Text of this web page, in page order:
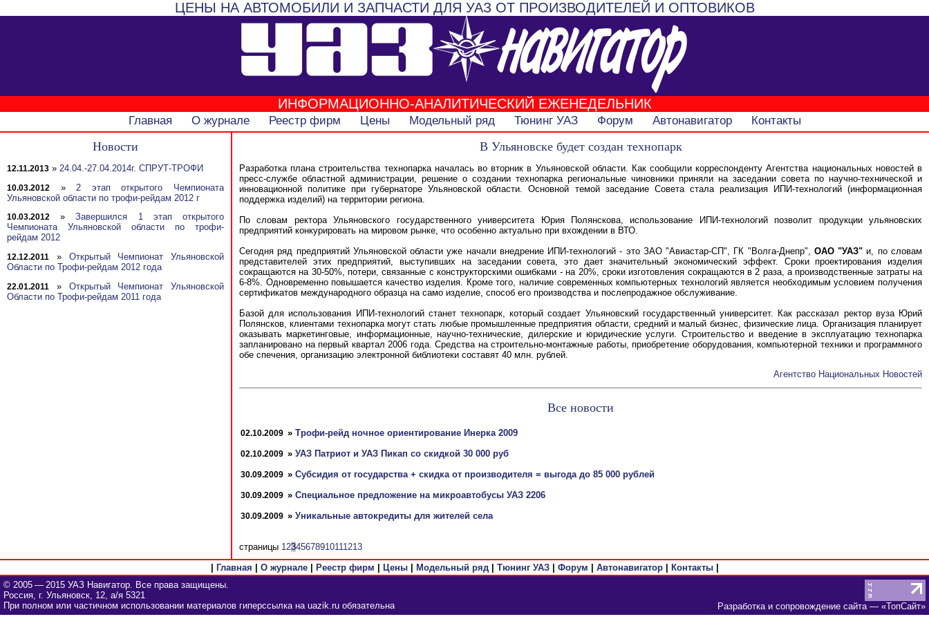
ЦЕНЫ НА АВТОМОБИЛИ И ЗАПЧАСТИ ДЛЯ УАЗ ОТ ПРОИЗВОДИТЕЛЕЙ И ОПТОВИКОВ
ИНФОРМАЦИОННО-АНАЛИТИЧЕСКИЙ ЕЖЕНЕДЕЛЬНИК
Главная О журнале Реестр фирм Цены Модельный ряд Тюнинг УАЗ Форум Автонавигатор Контакты
Новости
12.11.2013 » 24.04.-27.04.2014г. СПРУТ-ТРОФИ
10.03.2012 » 2 этап открытого Чемпионата
Ульяновской области по трофи-рейдам 2012 г
10.03.2012 »Завершился 1 этап открытого
Чемпионата Ульяновской области по трофи-
рейдам 2012
12.12.2011 » Открытый Чемпионат Ульяновской
Области по Трофи-рейдам 2012 года
22.01.2011 » Открытый Чемпионат Ульяновской
Области по Трофи-рейдам 2011 года
В Ульяновске будет создан технопарк
Разработка плана строительства технопарка началась во вторник в Ульяновской области. Как сообщили корреспонденту Агентства национальных новостей в
пресс-службе областной администрации, решение о создании технопарка региональные чиновники приняли на заседании совета по научно-технической и
инновационной политике при губернаторе Ульяновской области. Основной темой заседание Совета стала реализация ИПИ-технологий (информационная
поддержка изделий) на территории региона.
По словам ректора Ульяновского государственного университета Юрия Полянскова, использование ИПИ-технологий позволит продукции ульяновских
предприятий конкурировать на мировом рынке, что особенно актуально при вхождении в ВТО.
Сегодня ряд предприятий Ульяновской области уже начали внедрение ИПИ-технологий - это ЗАО "Авиастар-СП", ГК "Волга-Днепр", ОАО "УАЗ" и, по словам
представителей этих предприятий, выступивших на заседании совета, это дает значительный экономический эффект. Сроки проектирования изделия
сокращаются на 30-50%, потери, связанные с конструкторскими ошибками - на 20%, сроки изготовления сокращаются в 2 раза, а производственные затраты на
6-8%. Одновременно повышается качество изделия. Кроме того, наличие современных компьютерных технологий является необходимым условием получения
сертификатов международного образца на само изделие, способ его производства и послепродажное обслуживание.
Базой для использования ИПИ-технологий станет технопарк, который создает Ульяновский государственный университет. Как рассказал ректор вуза Юрий
Полянсков, клиентами технопарка могут стать любые промышленные предприятия области, средний и малый бизнес, физические лица. Организация планирует
оказывать маркетинговые, информационные, научно-технические, дилерские и юридические услуги. Строительство и введение в эксплуатацию технопарка
запланировано на первый квартал 2006 года. Средства на строительно-монтажные работы, приобретение оборудования, компьютерной техники и программного
обе спечения, организацию электронной библиотеки составят 40 млн. рублей.
Агентство Национальных Новостей
Все новости
02.10.2009 » Трофи-рейд ночное ориентирование Инерка 2009
02.10.2009 » УАЗ Патриот и УАЗ Пикап со скидкой 30 000 руб
30.09.2009 » Субсидия от государства + скидка от производителя = выгода до 85 000 рублей
30.09.2009 » Специальное предложение на микроавтобусы УАЗ 2206
30.09.2009 » Уникальные автокредиты для жителей села
страницы 12345678910111213
Главная О журнале| Реестр фирм Цены| Модельный ряд| Тюнинг УАЗ| Форум Автонавигатор| Контакты|
© 2005 — 2015 УАЗ Навигатор. Все права защищены.
Россия, г. Ульяновск, 12, а/я 5321
При полном или частичном использовании материалов гиперссылка на uazik.ru обязательна
Разработка и сопровождение сайта— «ТопСайт»